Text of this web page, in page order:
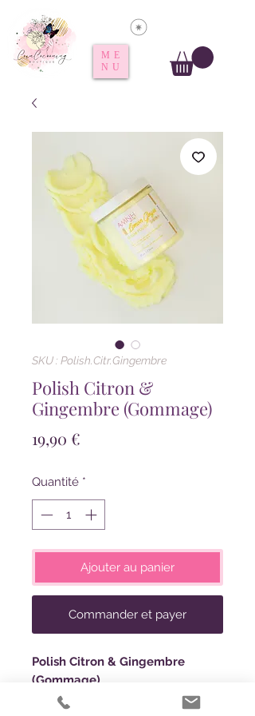
ME
NU
SKU : Polish.Citr.Gingembre
Polish Citron &
Gingembre (Gommage)
19,90 €
Quantité *
Ajouter au panier
Commander et payer
Polish Citron & Gingembre
(Gommage)
Parfumé avec des morceaux de